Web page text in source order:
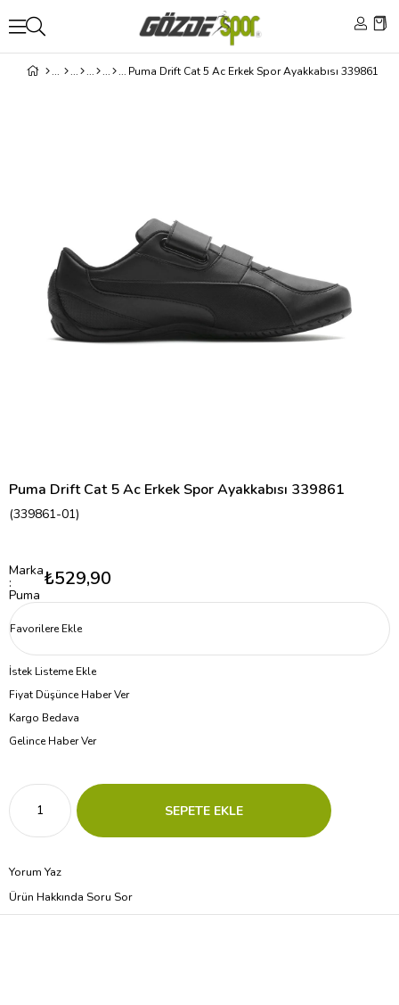
Puma Drift Cat 5 Ac Erkek Spor Ayakkabısı 339861
Puma Drift Cat 5 Ac Erkek Spor Ayakkabısı 339861
(339861-01)
Marka
:
Puma
₺529,90
Favorilere Ekle
İstek Listeme Ekle
Fiyat Düşünce Haber Ver
Kargo Bedava
Gelince Haber Ver
Yorum Yaz
Ürün Hakkında Soru Sor